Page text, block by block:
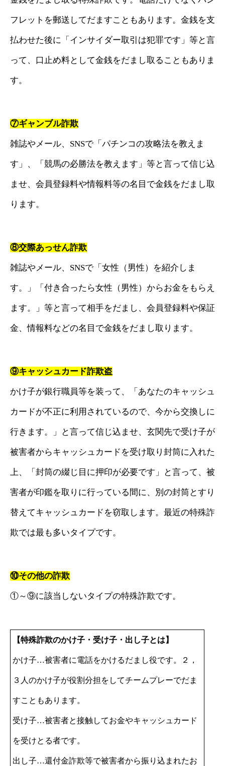
フレットを郵送してだますこともあります。金銭を支
払わせた後に「インサイダー取引は犯罪です」等と言
って、口止め料として金銭をだまし取ることもありま
す。
⑦ギャンブル詐欺
雑誌やメール、SNSで「パチンコの攻略法を教えま
す」、「競馬の必勝法を教えます」等と言って信じ込
ませ、会員登録料や情報料等の名目で金銭をだまし取
ります。
⑧交際あっせん詐欺
雑誌やメール、SNSで「女性（男性）を紹介しま
す。」「付き合ったら女性（男性）からお金をもらえ
ます。」等と言って相手をだまし、会員登録料や保証
金、情報料などの名目で金銭をだまし取ります。
⑨キャッシュカード詐欺盗
かけ子が銀行職員等を装って、「あなたのキャッシュ
カードが不正に利用されているので、今から交換しに
行きます。」と言って信じ込ませ、玄関先で受け子が
被害者からキャッシュカードを受け取り封筒に入れた
上、「封筒の綴じ目に押印が必要です」と言って、被
害者が印鑑を取りに行っている間に、別の封筒とすり
替えてキャッシュカードを窃取します。最近の特殊詐
欺では最も多いタイプです。
⑩その他の詐欺
①～⑨に該当しないタイプの特殊詐欺です。
【特殊詐欺のかけ子・受け子・出し子とは】
かけ子…被害者に電話をかけるだまし役です。２，
３人のかけ子が役割分担をしてチームプレーでだま
すこともあります。
受け子…被害者と接触してお金やキャッシュカード
を受けとる者です。
出し子…還付金詐欺等で被害者から振り込まれたお